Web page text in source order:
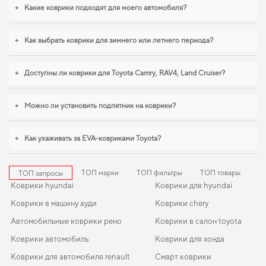
выбора,
коврики в салон для geely ck
дополнят оснащение салона. Мы всегда готовы поддерживать вас в уходе
+ Какие коврики подходят для моего автомобиля?
+ Как выбрать коврики для зимнего или летнего периода?
+ Доступны ли коврики для Toyota Camry, RAV4, Land Cruiser?
+ Можно ли установить подпятник на коврики?
+ Как ухаживать за EVA-ковриками Toyota?
ТОП запросы ТОП марки ТОП фильтры ТОП товары
Коврики hyundai
Коврики в машину ауди
Автомобильные коврики рено
Коврики автомобиль
Коврики для автомобиля renault
Коврики для hyundai
Коврики chery
Коврики в салон toyota
Коврики для хонда
Смарт коврики